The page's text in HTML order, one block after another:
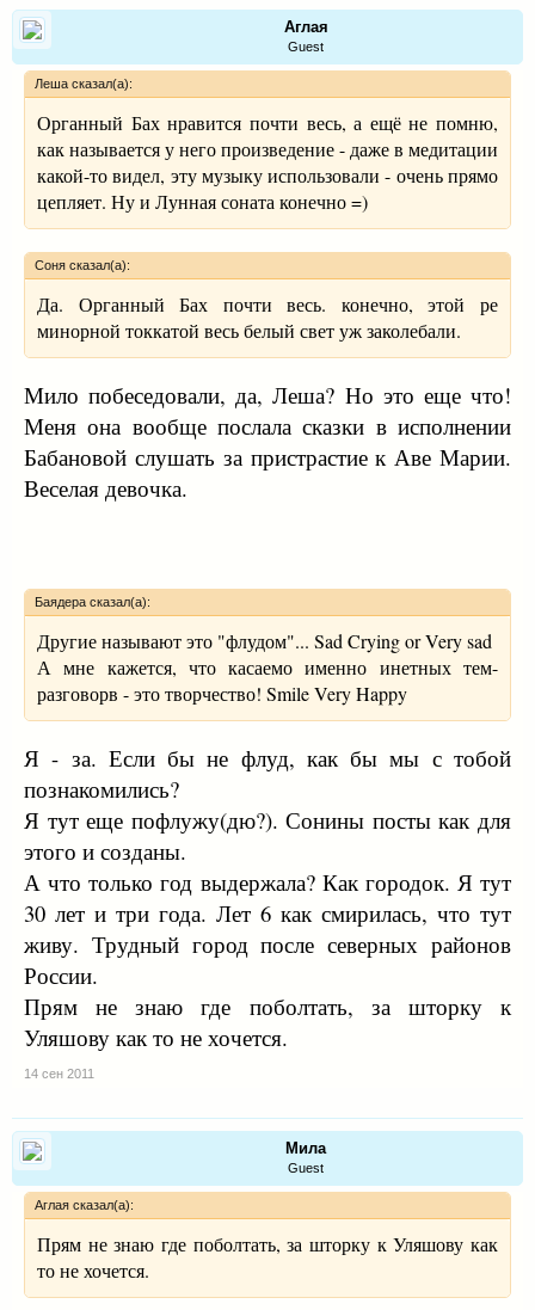
Аглая
Guest
Леша сказал(а):
Органный Бах нравится почти весь, а ещё не помню,
как называется у него произведение - даже в медитации
какой-то видел, эту музыку использовали - очень прямо
цепляет. Ну и Лунная соната конечно =)
Соня сказал(а):
Да. Органный Бах почти весь. конечно, этой ре
минорной токкатой весь белый свет уж заколебали.
Мило побеседовали, да, Леша? Но это еще что!
Меня она вообще послала сказки в исполнении
Бабановой слушать за пристрастие к Аве Марии.
Веселая девочка.
Баядера сказал(а):
Другие называют это "флудом"... Sad Crying or Very sad
А мне кажется, что касаемо именно инетных тем-
разговорв - это творчество! Smile Very Happy
Я - за. Если бы не флуд, как бы мы с тобой
познакомились?
Я тут еще пофлужу(дю?). Сонины посты как для
этого и созданы.
А что только год выдержала? Как городок. Я тут
30 лет и три года. Лет 6 как смирилась, что тут
живу. Трудный город после северных районов
России.
Прям не знаю где поболтать, за шторку к
Уляшову как то не хочется.
14 сен 2011
Мила
Guest
Аглая сказал(а):
Прям не знаю где поболтать, за шторку к Уляшову как
то не хочется.